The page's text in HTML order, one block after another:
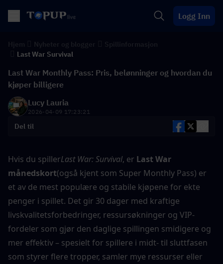
Logg Inn
Last War Survival
Last War Monthly Pass: Pris, belønninger og hvordan du
kjøper billigere
Lucy Lauria
2026-04-09 17:23:21
Del til
Hvis du spillerLast War: Survival, er Last War
månedskort(også kjent som Super Monthly Pass) er
et av de mest populære og stabile kjøpene for ekte
penger i spillet. Det gir 30 dager med kraftige
livskvalitetsforbedringer, ressursøkninger og VIP-
fordeler som gjør den daglige spillingen smidigere og
mer effektiv – spesielt for spillere i midt- til sluttfasen
som styrer flere tropper, samler mye ressurser eller